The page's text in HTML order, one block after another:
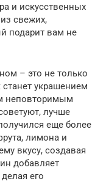
и искусственных
свежих,
подарит вам не
– это не только
украшением
неповторимым
лучше
еще более
лимона и
вкусу, создавая
добавляет
его